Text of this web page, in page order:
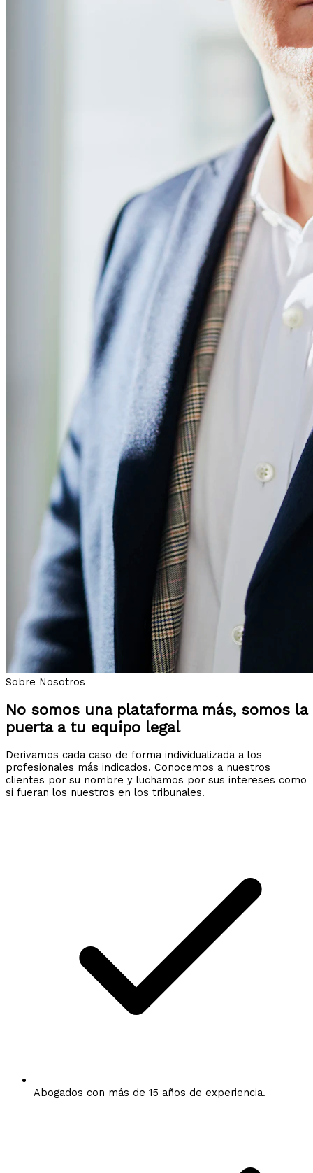
Sobre Nosotros
No somos una plataforma más, somos la
puerta a tu equipo legal
Derivamos cada caso de forma individualizada a los
profesionales más indicados. Conocemos a nuestros
clientes por su nombre y luchamos por sus intereses como
si fueran los nuestros en los tribunales.
Abogados con más de 15 años de experiencia.